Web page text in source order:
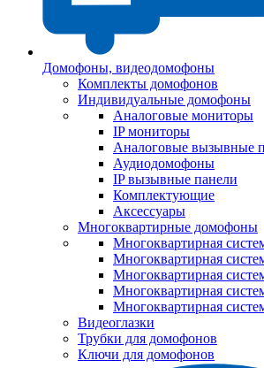
Домофоны, видеодомофоны
Комплекты домофонов
Индивидуальные домофоны
Аналоговые мониторы
IP мониторы
Аналоговые вызывные
Аудиодомофоны
IP вызывные панели
Комплектующие
Аксессуары
Многоквартирные домофоны
Многоквартирная
Многоквартирная
Многоквартирная
Многоквартирная
Многоквартирная
Видеоглазки
Трубки для домофонов
Ключи для домофонов